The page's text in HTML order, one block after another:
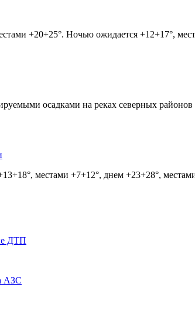
+20+25°. Ночью ожидается +12+17°,
осадками на реках северных
местами +7+12°, днем +23+28°,
ДТП
АЗС